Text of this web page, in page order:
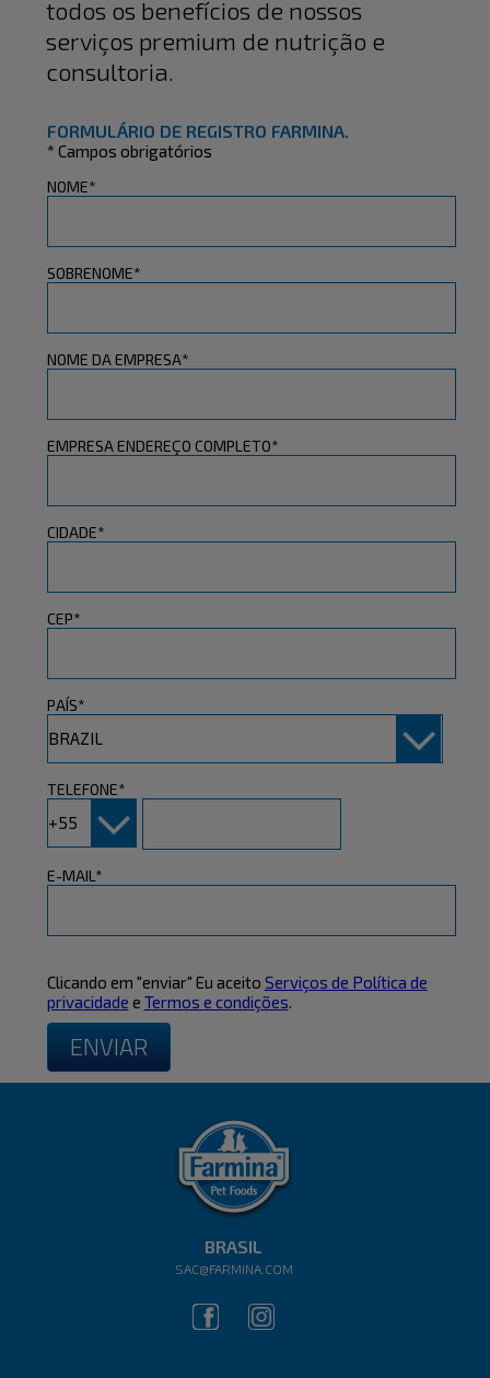
todos os benefícios de nossos
serviços premium de nutrição e
consultoria.
FORMULÁRIO DE REGISTRO FARMINA.
* Campos obrigatórios
NOME*
SOBRENOME*
NOME DA EMPRESA*
EMPRESA ENDEREÇO COMPLETO*
CIDADE*
CEP*
PAÍS*
TELEFONE*
E-MAIL*
Clicando em "enviar" Eu aceito Serviços de Política de
privacidade e Termos e condições
BRASIL
SAC@FARMINA.COM